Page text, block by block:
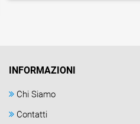
INFORMAZIONI
Chi Siamo
Contatti